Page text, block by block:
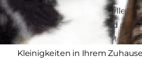
Kinder häufen sich im Keller.
Hund ständig neues und
Spielzeug. Gibt es eine
Kleinigkeiten in Ihrem Zuhause